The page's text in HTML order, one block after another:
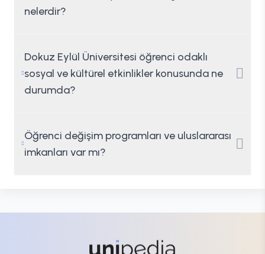
nelerdir?
Dokuz Eylül Üniversitesi öğrenci odaklı
sosyal ve kültürel etkinlikler konusunda ne
durumda?
Öğrenci değişim programları ve uluslararası
imkanları var mı?